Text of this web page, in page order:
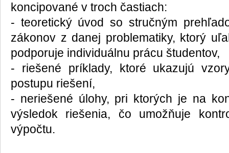
koncipované v troch častiach:
- teoretický úvod so stručným
zákonov z danej problematiky, ktorý
podporuje individuálnu prácu študentov,
- riešené príklady, ktoré ukazujú
postupu riešení,
- neriešené úlohy, pri ktorých je na
výsledok riešenia, čo umožňuje
výpočtu.